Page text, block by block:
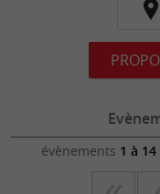
évènements 1 à 14